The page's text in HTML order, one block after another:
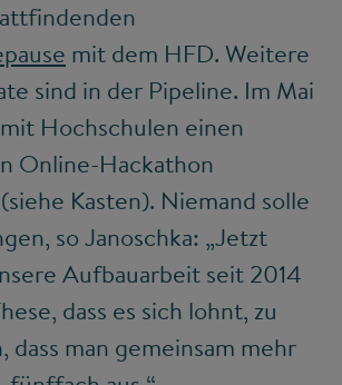
mit dem HFD. Weitere
sind in der Pipeline. Im Mai
Hochschulen einen
Online-Hackathon
Kasten). Niemand solle
so Janoschka: „Jetzt
Aufbauarbeit seit 2014
dass es sich lohnt, zu
dass man gemeinsam mehr